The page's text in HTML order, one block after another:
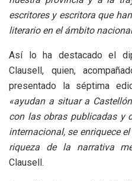
escritores y escritora que
literario en el ámbito
Así lo ha destacado el
Clausell, quien,
presentado la séptima
«ayudan a situar a
con las obras publicadas y
internacional, se enriquece
riqueza de la narrativa
Clausell.